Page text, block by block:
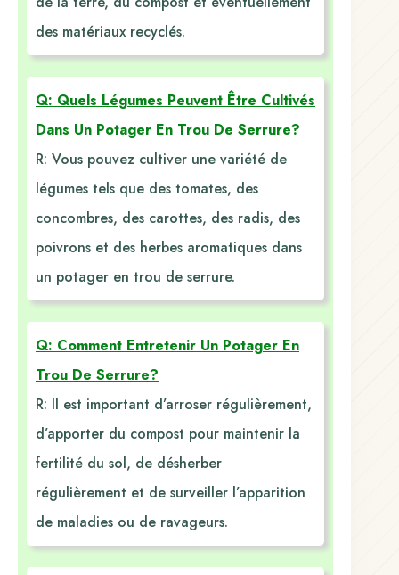
des matériaux recyclés.
Q: Quels Légumes Peuvent Être Cultivés
Dans Un Potager En Trou De Serrure?
R: Vous pouvez cultiver une variété de
légumes tels que des tomates, des
concombres, des carottes, des radis, des
poivrons et des herbes aromatiques dans
un potager en trou de serrure.
Q: Comment Entretenir Un Potager En
Trou De Serrure?
R: Il est important d’arroser régulièrement,
d’apporter du compost pour maintenir la
fertilité du sol, de désherber
régulièrement et de surveiller l’apparition
de maladies ou de ravageurs.